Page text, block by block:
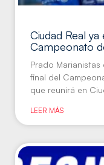
Ciudad Real
Campeonato
Prado
final del
que reunirá en
LEER MÁS